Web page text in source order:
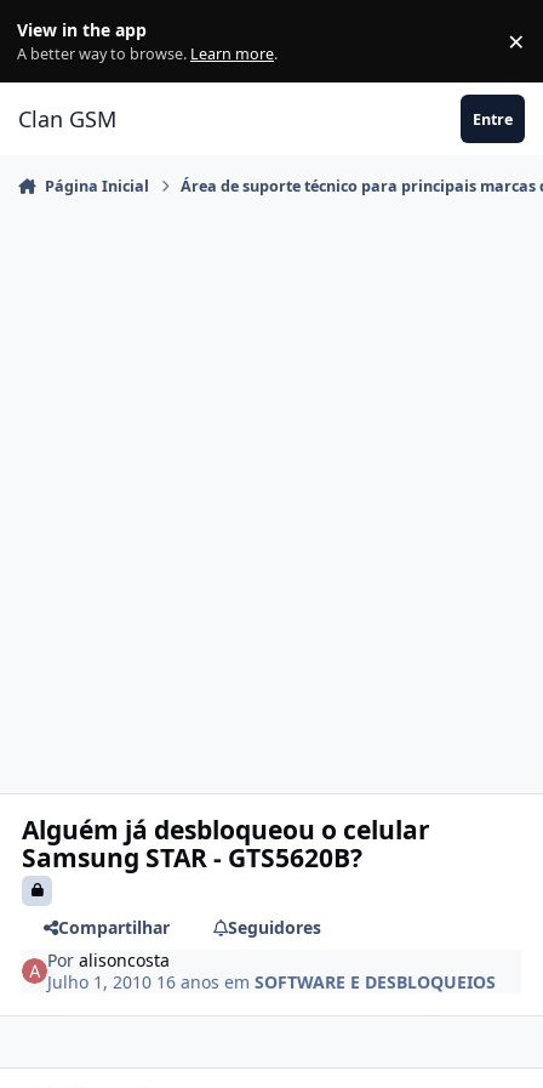
View in the app
A better way to browse. Learn more. ×
Clan GSM Entre
Página Inicial Área de suporte técnico para principais marcas
Alguém já desbloqueou o celular
Samsung STAR - GTS5620B?
Compartilhar
Seguidores
Poralisoncosta
Julho 1, 2010 16 anos emSOFTWARE E DESBLOQUEIOS